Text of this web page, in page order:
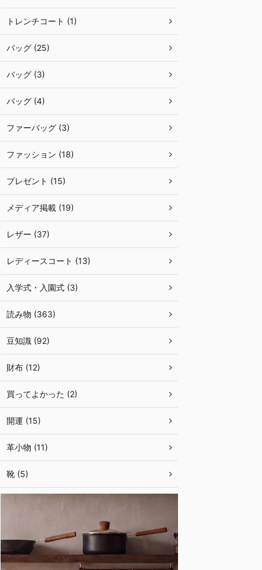
トレンチコート (1)
バッグ (25)
バッグ (3)
バッグ (4)
ファーバッグ (3)
ファッション (18)
プレゼント (15)
メディア掲載 (19)
レザー (37)
レディースコート (13)
入学式・入園式 (3)
読み物 (363)
豆知識 (92)
財布 (12)
買ってよかった (2)
開運 (15)
革小物 (11)
靴 (5)